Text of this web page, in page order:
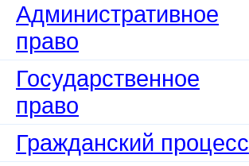
Административное
право
Государственное
право
Гражданский процесс